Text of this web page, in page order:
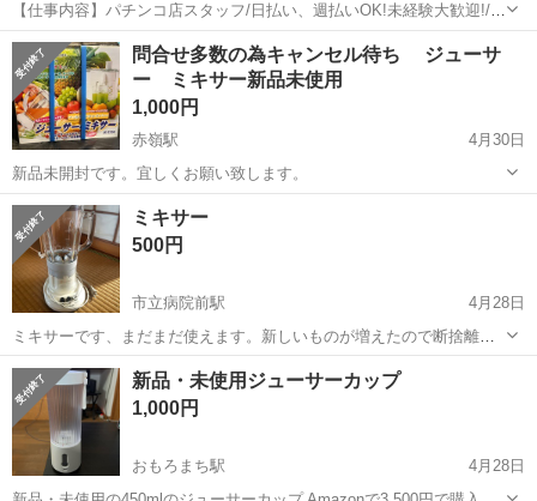
【仕事内容】パチンコ店スタッフ/日払い、週払いOK!未経験大歓迎!/夏
も冬も快適な店舗内勤務!シフトも柔軟 <給与> 時給1100円～ <勤務地
> 沖縄県 那覇市 エンタメ×接客=新しい働き方、ここにあります/ 店内
に一歩入ると、...
アルバイト・パート
問合せ多数の為キャンセル待ち ジューサ
ー ミキサー新品未使用
1,000円
赤嶺駅
4月30日
新品未開封です。宜しくお願い致します。
沖縄 那覇市 赤嶺駅
ミキサー
500円
市立病院前駅
4月28日
ミキサーです、まだまだ使えます。新しいものが増えたので断捨離し
ます
沖縄 那覇市 市立病院前駅 キッチン家電 ミキサー
新品・未使用ジューサーカップ
1,000円
おもろまち駅
4月28日